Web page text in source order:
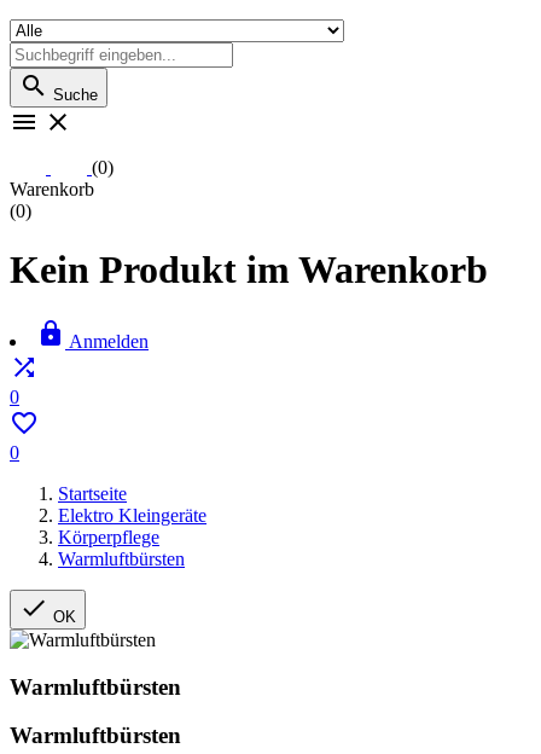
 Suche
 
(0)
Warenkorb
(0)
Kein Produkt im Warenkorb
 Anmelden

0

0
Startseite
Elektro Kleingeräte
Körperpflege
Warmluftbürsten
 OK
Warmluftbürsten
Warmluftbürsten